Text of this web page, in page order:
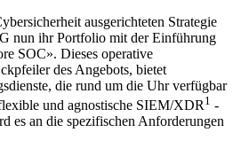
ausgerichteten Strategie
nun ihr Portfolio mit der Einführung
SOC». Dieses operative
des Angebots, bietet
die rund um die Uhr verfügbar
und agnostische SIEM/XDR 1 -
es an die spezifischen Anforderungen